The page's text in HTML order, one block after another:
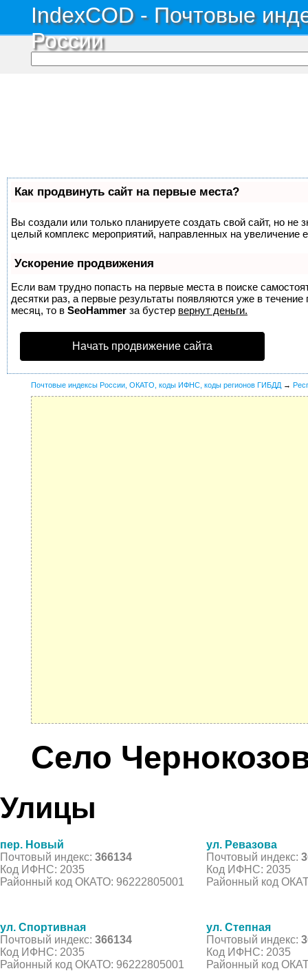
IndexCOD - Почтовые
России
Как продвинуть сайт на первые места?
Вы создали или только планируете создать свой сайт, но не
целый комплекс мероприятий, направленных на увеличение
Ускорение продвижения
Если вам трудно попасть на первые места в поиске
десятки раз, а первые результаты появляются уже в
месяц, то в SeoHammer за бустер вернут деньги.
Начать продвижение сайта
Почтовые индексы России, ОКАТО, коды ИФНС, коды регионов ГИБДД →
Село
Улицы
пер. Новый
Почтовый индекс: 366134
Код ИФНС: 2035
Районный код ОКАТО: 96222805001
ул. Ревазова
Почтовый индекс:
Код ИФНС: 2035
Районный код
ул. Спортивная
Почтовый индекс: 366134
Код ИФНС: 2035
Районный код ОКАТО: 96222805001
ул. Степная
Почтовый индекс:
Код ИФНС: 2035
Районный код